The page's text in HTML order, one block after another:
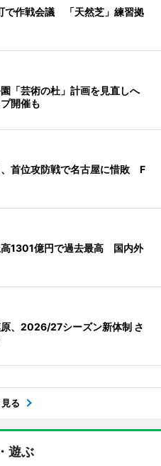
で作戦会議 「天然芝」練習拠
「芸術の杜」計画を見直しへ
開催も
首位攻防戦で名古屋に惜敗 F
高1301億円で過去最高 国内外
、2026/27シーズン新体制 さ
る
遊ぶ